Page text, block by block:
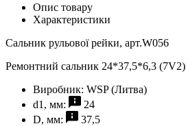
Опис товару
Характеристики
Сальник рульової рейки, арт.W056
Ремонтний сальник 24*37,5*6,3 (7V2)
Виробник: WSP (Литва)
d1, мм:
24
D, мм:
37,5